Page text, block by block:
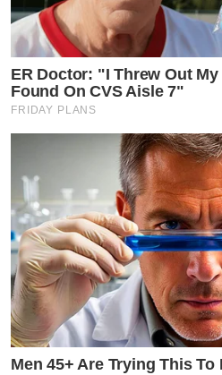
ER Doctor: "I Threw Out
Found On CVS Aisle 7"
FRIDAY PLANS
Men 45+ Are Trying This